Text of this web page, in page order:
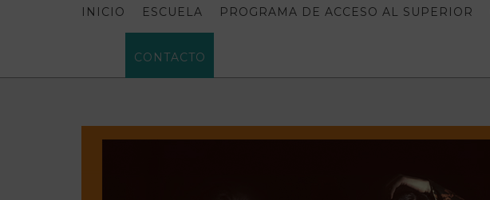
INICIO ESCUELA PROGRAMA DE ACCESO AL SUPERIOR
CONTACTO